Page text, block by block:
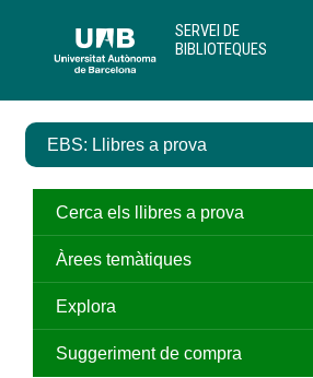
contingut
SERVEI DE
BIBLIOTEQUES
EBS: Llibres a prova
Cerca els llibres a prova
Àrees temàtiques
Explora
Suggeriment de compra